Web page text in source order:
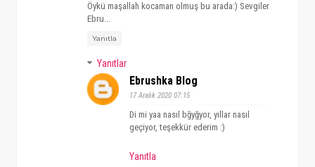
Öykü maşallah kocaman olmuş bu arada:) Sevgiler
Ebru...
Yanıtla
Yanıtlar
Ebrushka Blog
17 Aralık 2020 07:15
Di mi yaa nasıl bğyğyor, yıllar nasıl
geçiyor, teşekkür ederim :)
Yanıtla